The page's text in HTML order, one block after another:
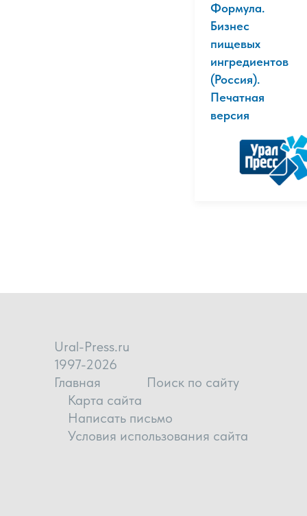
Формула.
Бизнес
пищевых
ингредиентов
(Россия).
Печатная
версия
Ural-Press.ru
1997-2026
Главная
Поиск по сайту
Карта сайта
Написать письмо
Условия использования сайта